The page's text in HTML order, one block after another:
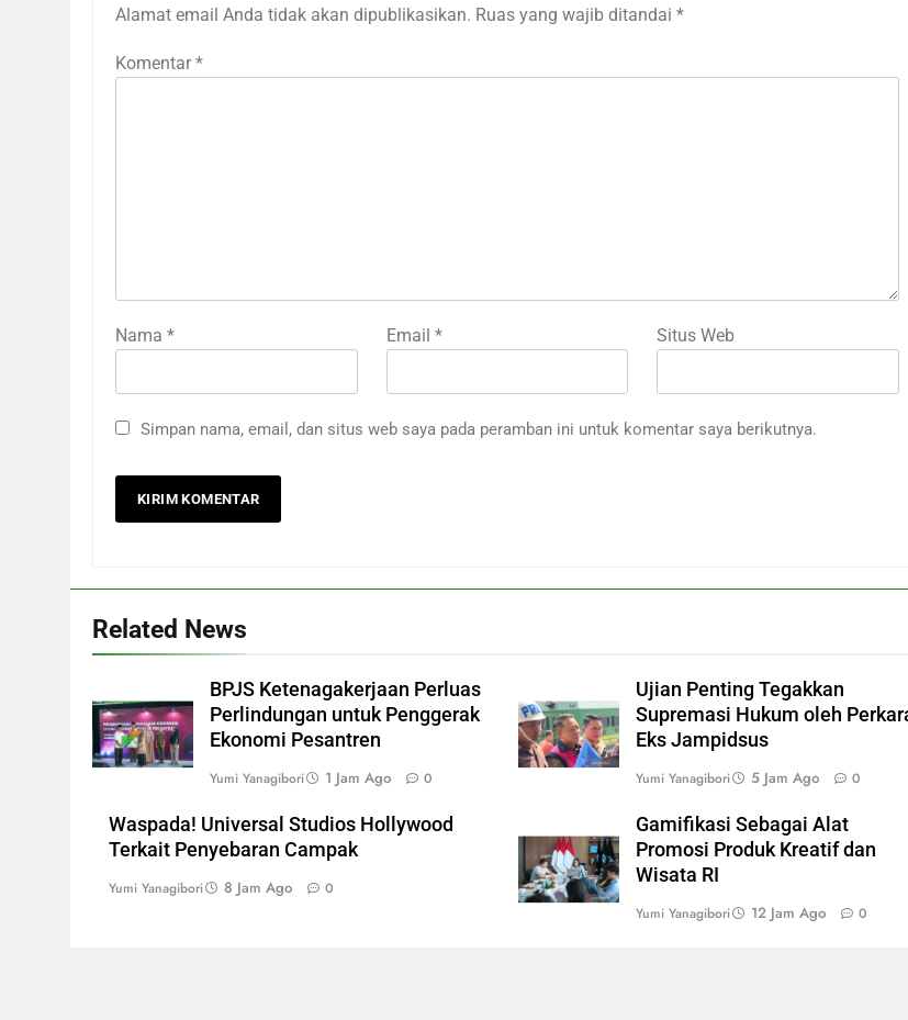
Alamat email Anda tidak akan dipublikasikan. Ruas yang wajib ditandai *
Komentar *
Nama * Email * Situs Web
Simpan nama, email, dan situs web saya pada peramban ini untuk komentar saya berikutnya.
Related News
BPJS Ketenagakerjaan Perluas
Perlindungan untuk Penggerak
Ekonomi Pesantren
Yumi Yanagibori 1 Jam Ago 0
Ujian Penting Tegakkan
Supremasi Hukum oleh
Eks Jampidsus
Yumi Yanagibori 5 Jam Ago 0
Waspada! Universal Studios Hollywood
Terkait Penyebaran Campak
Yumi Yanagibori 8 Jam Ago 0
Gamifikasi Sebagai Alat
Promosi Produk Kreatif dan
Wisata RI
Yumi Yanagibori 12 Jam Ago 0